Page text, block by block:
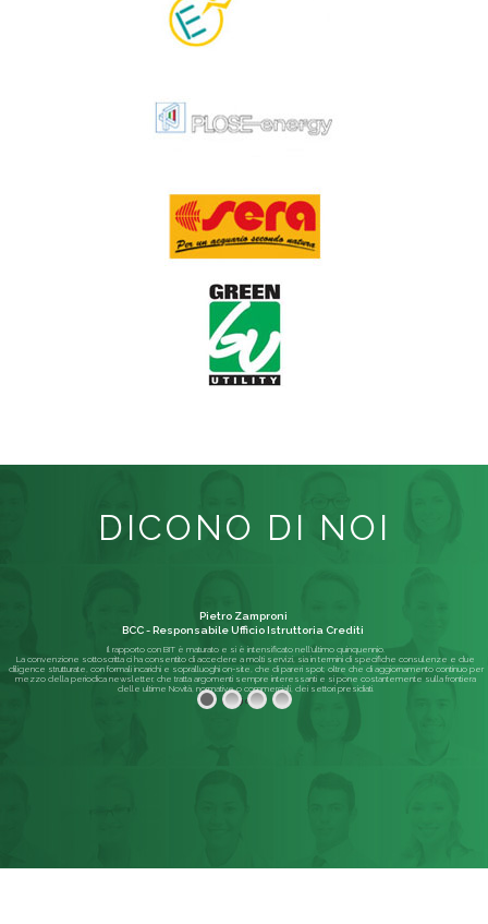
DICONO DI NOI
Il rapporto con BIT è maturato e si è intensificato nell'ultimo quinquennio.
La convenzione sottoscritta ci ha consentito di accedere a molti servizi, sia in termini di specifiche consulenze e due
diligence strutturate, con formali incarichi e sopralluoghi on-site, che di pareri spot; oltre che di aggiornamento continuo per
mezzo della periodica newsletter, che tratta argomenti sempre interessanti e si pone costantemente sulla frontiera
delle ultime Novità, normative o commerciali, dei settori presidiati.
Pietro Zamproni
BCC - Responsabile Ufficio Istruttoria Crediti
Leggi di più